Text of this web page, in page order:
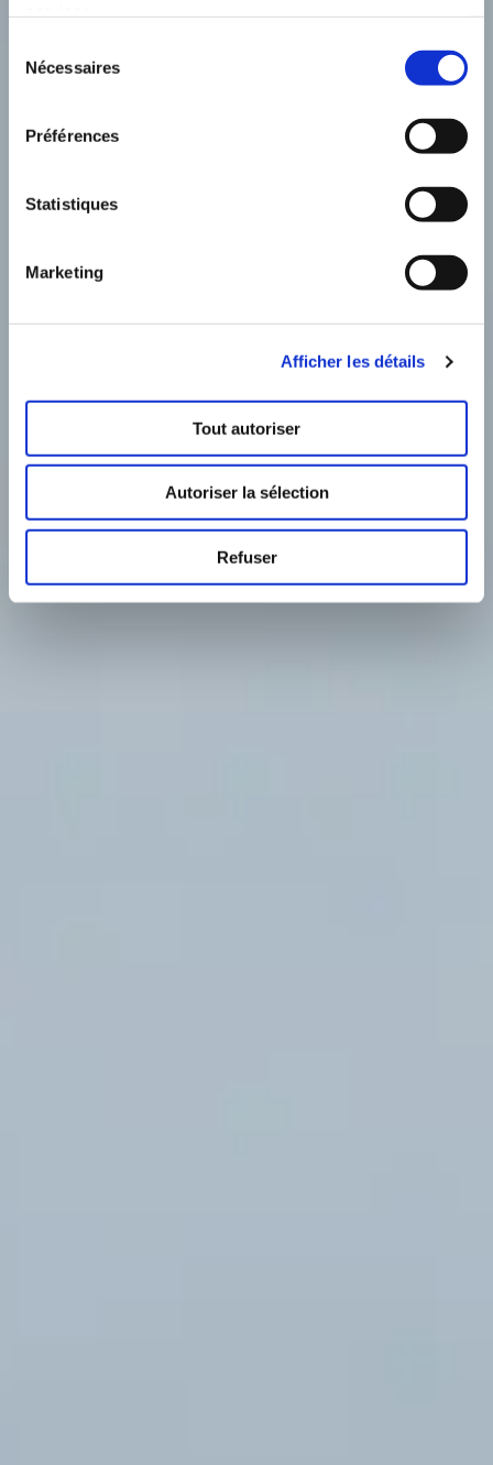
Nécessaires
Préférences
Statistiques
Marketing
Afficher les détails
Tout autoriser
Autoriser la sélection
Refuser